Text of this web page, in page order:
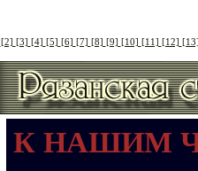
[2] [3] [4] [5] [6] [7] [8] [9] [10] [11] [12]
К НАШИМ